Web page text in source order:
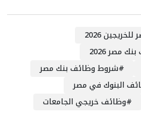
2026
مصر 2026
#شروط وظائف بنك مصر
البنوك في مصر
#وظائف خريجي الجامعات